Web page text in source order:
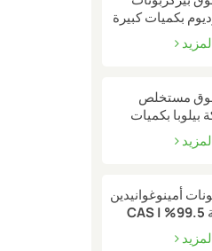
بكميات كبيرة
مستخلص
بيلوبا بكميات
أمينوغوانيدين
سائبة 99.5% | CAS